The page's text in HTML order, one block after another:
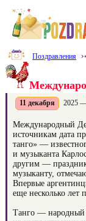
Поздравления
11 декабря 2025 —
Международный
источникам дата
танго» —
и музыканта
другим —
музыканту,
Впервые
еще несколько лет
Танго — народный